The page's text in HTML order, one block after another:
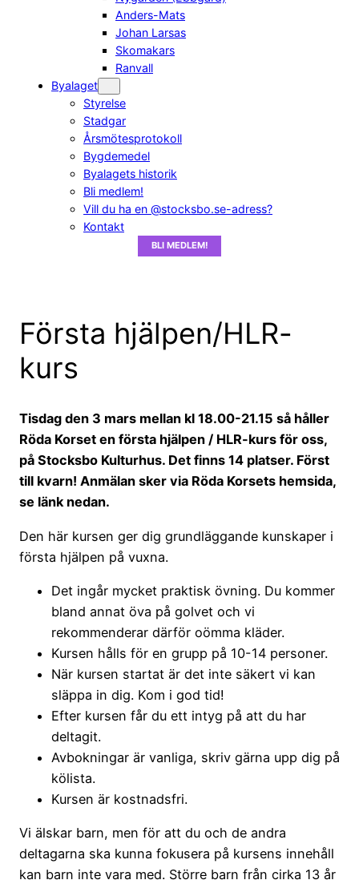
Anders-Mats
Johan Larsas
Skomakars
Ranvall
Byalaget
Styrelse
Stadgar
Årsmötesprotokoll
Bygdemedel
Byalagets historik
Bli medlem!
Vill du ha en @stocksbo.se-adress?
Kontakt
BLI MEDLEM!
Första hjälpen/HLR-
kurs
Tisdag den 3 mars mellan kl 18.00-21.15 så håller
Röda Korset en första hjälpen / HLR-kurs för oss,
på Stocksbo Kulturhus. Det finns 14 platser. Först
till kvarn! Anmälan sker via Röda Korsets hemsida,
se länk nedan.
Den här kursen ger dig grundläggande kunskaper i
första hjälpen på vuxna.
Det ingår mycket praktisk övning. Du kommer
bland annat öva på golvet och vi
rekommenderar därför oömma kläder.
Kursen hålls för en grupp på 10-14 personer.
När kursen startat är det inte säkert vi kan
släppa in dig. Kom i god tid!
Efter kursen får du ett intyg på att du har
deltagit.
Avbokningar är vanliga, skriv gärna upp dig på
kölista.
Kursen är kostnadsfri.
Vi älskar barn, men för att du och de andra
deltagarna ska kunna fokusera på kursens innehåll
kan barn inte vara med. Större barn från cirka 13 år